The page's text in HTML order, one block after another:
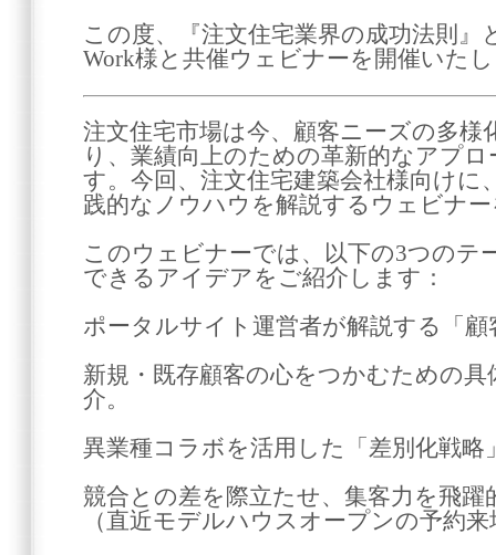
この度、『注文住宅業界の成功法則
Work様と共催ウェビナーを開催いた
注文住宅市場は今、顧客ニーズの多様
り、業績向上のための革新的なアプ
す。今回、注文住宅建築会社様向けに
践的なノウハウを解説するウェビナ
このウェビナーでは、以下の3つのテ
できるアイデアをご紹介します：
ポータルサイト運営者が解説する「
新規・既存顧客の心をつかむための
介。
異業種コラボを活用した「差別化戦略
競合との差を際立たせ、集客力を飛
（直近モデルハウスオープンの予約